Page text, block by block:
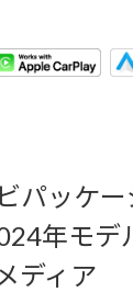
パッケ
年モデ
ディア